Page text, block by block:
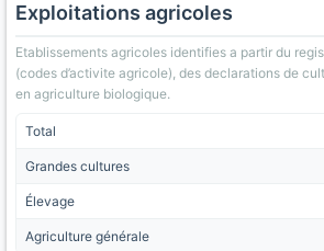
Exploitations agricoles
Etablissements agricoles identifies a partir du
(codes d’activite agricole), des declarations de
en agriculture biologique.
Total
Grandes cultures
Élevage
Agriculture générale